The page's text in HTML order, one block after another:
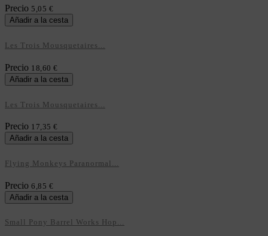
Precio 5,05 €
Añadir a la cesta
Les Trois Mousquetaires...
Precio 18,60 €
Añadir a la cesta
Les Trois Mousquetaires...
Precio 17,35 €
Añadir a la cesta
Flying Monkeys Paranormal...
Precio 6,85 €
Añadir a la cesta
Small Pony Barrel Works Hop...